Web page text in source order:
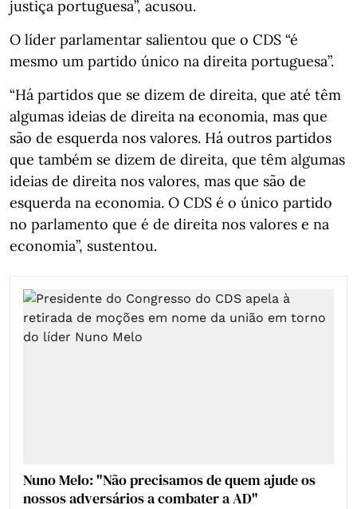
justiça portuguesa”, acusou.
O líder parlamentar salientou que o CDS “é
mesmo um partido único na direita portuguesa”.
“Há partidos que se dizem de direita, que até têm
algumas ideias de direita na economia, mas que
são de esquerda nos valores. Há outros partidos
que também se dizem de direita, que têm algumas
ideias de direita nos valores, mas que são de
esquerda na economia. O CDS é o único partido
no parlamento que é de direita nos valores e na
economia”, sustentou.
Nuno Melo: "Não precisamos de quem ajude os
nossos adversários a combater a AD"